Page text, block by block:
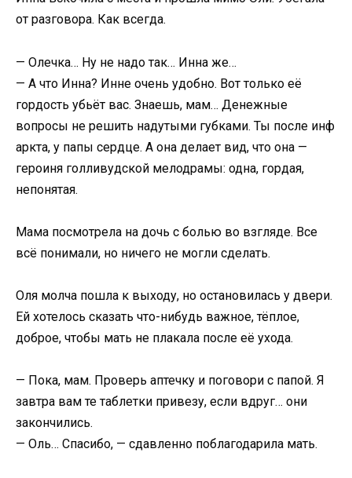
от разговора. Как всегда.
— Олечка… Ну не надо так… Инна же…
— А что Инна? Инне очень удобно. Вот только её
гордость убьёт вас. Знаешь, мам… Денежные
вопросы не решить надутыми губками. Ты после инф
аркта, у папы сердце. А она делает вид, что она —
героиня голливудской мелодрамы: одна, гордая,
непонятая.
Мама посмотрела на дочь с болью во взгляде. Все
всё понимали, но ничего не могли сделать.
Оля молча пошла к выходу, но остановилась у двери.
Ей хотелось сказать что-нибудь важное, тёплое,
доброе, чтобы мать не плакала после её ухода.
— Пока, мам. Проверь аптечку и поговори с папой. Я
завтра вам те таблетки привезу, если вдруг… они
закончились.
— Оль… Спасибо, — сдавленно поблагодарила мать.